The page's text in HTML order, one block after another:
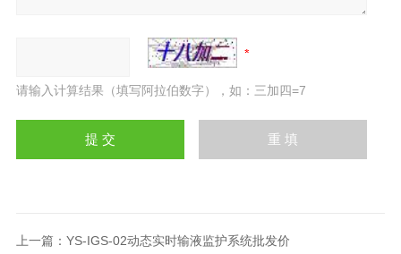
请输入计算结果（填写阿拉伯数字），如：三加四=7
上一篇： YS-IGS-02动态实时输液监护系统批发价